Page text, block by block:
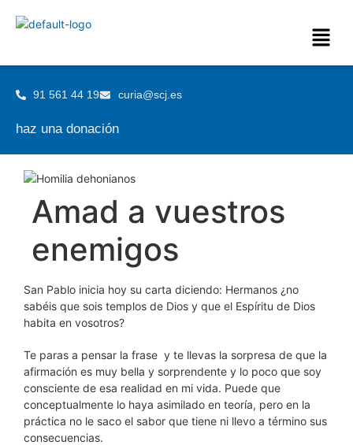
91 561 44 19 curia@scj.es
haz una donación
Amad a vuestros
enemigos
San Pablo inicia hoy su carta diciendo: Hermanos ¿no
sabéis que sois templos de Dios y que el Espíritu de Dios
habita en vosotros?
Te paras a pensar la frase y te llevas la sorpresa de que la
afirmación es muy bella y sorprendente y lo poco que soy
consciente de esa realidad en mi vida. Puede que
conceptualmente lo haya asimilado en teoría, pero en la
práctica no le saco el sabor que tiene ni llevo a término sus
consecuencias.